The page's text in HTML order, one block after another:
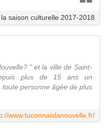
saison culturelle 2017-2018
" et la ville de Saint-
plus de 15 ans un
personne âgée de plus
www.tuconnaislanouvelle.fr/